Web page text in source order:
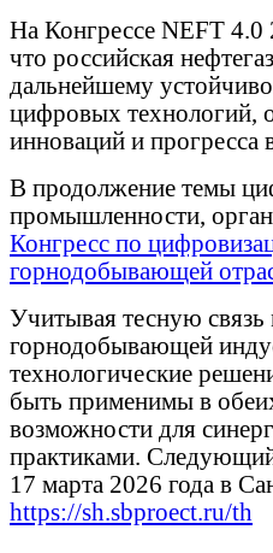
На Конгрессе NEFT
что российская
дальнейшему
цифровых технологий,
инноваций и прогресса
В продолжение темы
промышленности,
Конгресс по
горнодобывающей
Учитывая тесную
горнодобывающей
технологические
быть применимы в
возможности для
практиками.
17 марта 2026 года в
https://sh.sbproect.ru/th